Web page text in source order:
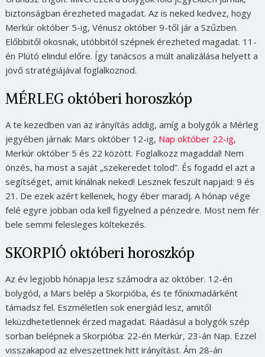
biztonságban érezheted magadat. Az is neked kedvez, hogy
Merkúr október 5-ig, Vénusz október 9-től jár a Szűzben.
Előbbitől okosnak, utóbbitól szépnek érezheted magadat. 11-
én Plútó elindul előre. Így tanácsos a múlt analizálása helyett a
jövő stratégiájával foglalkoznod.
MÉRLEG októberi horoszkóp
A te kezedben van az irányítás addig, amíg a bolygók a Mérleg
jegyében járnak: Mars október 12-ig, Nap október 22-ig,
Merkúr október 5 és 22 között. Foglalkozz magaddal! Nem
önzés, ha most a saját „szekeredet tolod”. És fogadd el azt a
segítséget, amit kínálnak neked! Lesznek feszült napjaid: 9 és
21. De ezek azért kellenek, hogy éber maradj. A hónap vége
felé egyre jobban oda kell figyelned a pénzedre. Most nem fér
bele semmi felesleges költekezés.
SKORPIÓ októberi horoszkóp
Az év legjobb hónapja lesz számodra az október. 12-én
bolygód, a Mars belép a Skorpióba, és te főnixmadárként
támadsz fel. Eszméletlen sok energiád lesz, amitől
leküzdhetetlennek érzed magadat. Ráadásul a bolygók szép
sorban belépnek a Skorpióba: 22-én Merkúr, 23-án Nap. Ezzel
visszakapod az elveszettnek hitt irányítást. Ám 28-án